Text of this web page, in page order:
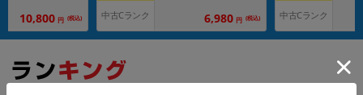
10,800 円 (税込) 中古Cランク 6,980 円 (税込) 中古Cランク